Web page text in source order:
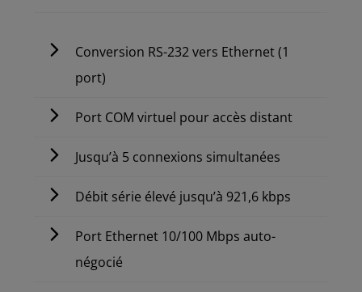
Conversion RS-232 vers Ethernet (1
port)
Port COM virtuel pour accès distant
Jusqu’à 5 connexions simultanées
Débit série élevé jusqu’à 921,6 kbps
Port Ethernet 10/100 Mbps auto-
négocié